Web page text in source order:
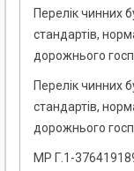
Перелік чинних
стандартів,
дорожнього
Перелік чинних
стандартів,
дорожнього
МР Г.1-